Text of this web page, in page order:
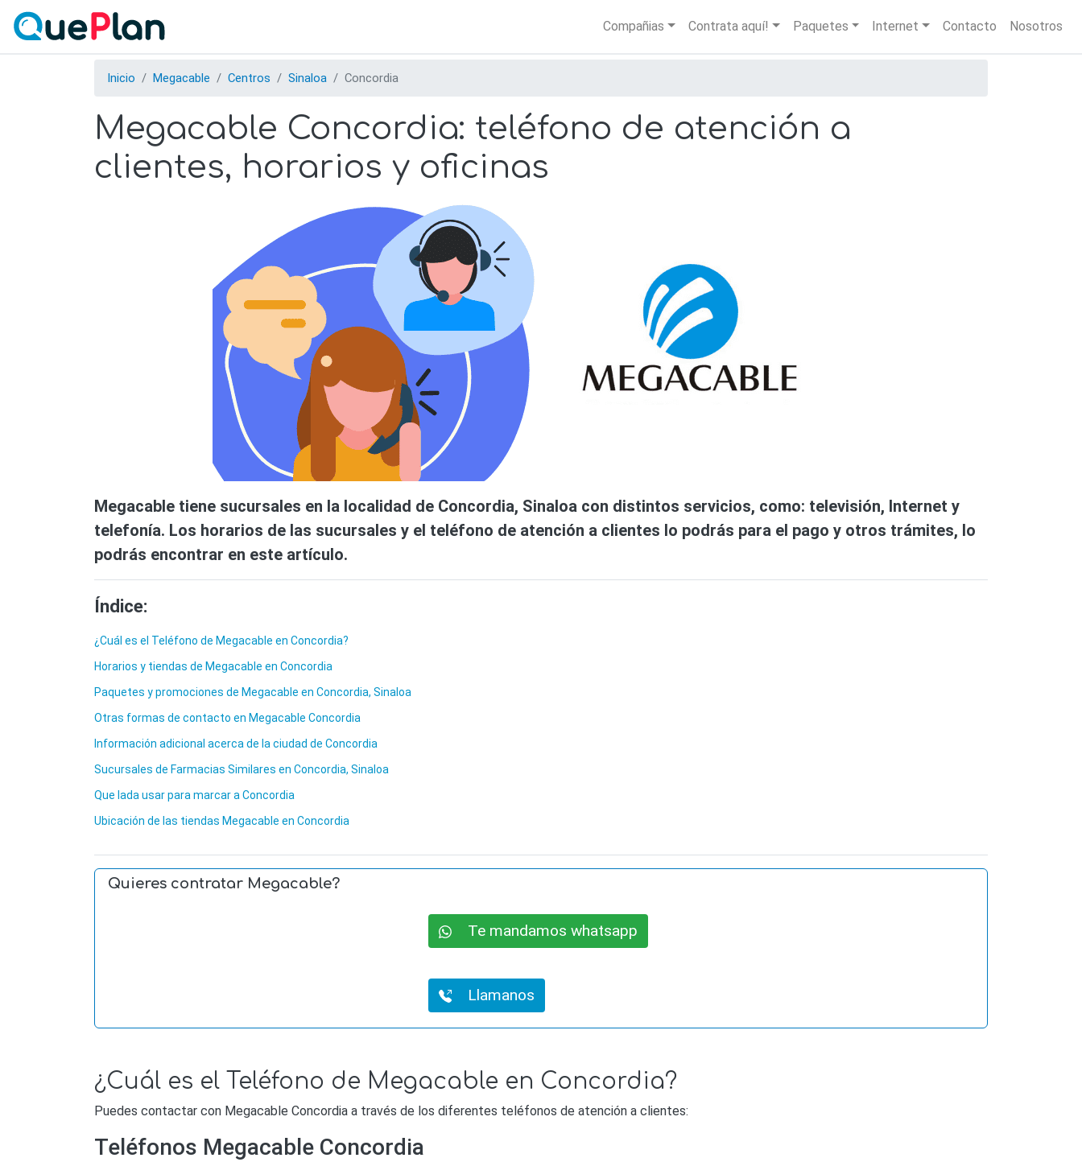
Main navigation
Compañias Contrata aquí! Paquetes Internet Contacto Nosotros
Inicio Megacable Centros Sinaloa Concordia
Megacable Concordia: teléfono de atención a
clientes, horarios y oficinas
Megacable tiene sucursales en la localidad de Concordia, Sinaloa con distintos servicios, como: televisión, Internet y
telefonía. Los horarios de las sucursales y el teléfono de atención a clientes lo podrás para el pago y otros trámites, lo
podrás encontrar en este artículo.
Índice:
¿Cuál es el Teléfono de Megacable en Concordia?
Horarios y tiendas de Megacable en Concordia
Paquetes y promociones de Megacable en Concordia, Sinaloa
Otras formas de contacto en Megacable Concordia
Información adicional acerca de la ciudad de Concordia
Sucursales de Farmacias Similares en Concordia, Sinaloa
Que lada usar para marcar a Concordia
Ubicación de las tiendas Megacable en Concordia
Quieres contratar Megacable?
Te mandamos whatsapp
Llamanos
¿Cuál es el Teléfono de Megacable en Concordia?
Puedes contactar con Megacable Concordia a través de los diferentes teléfonos de atención a clientes:
Teléfonos Megacable Concordia